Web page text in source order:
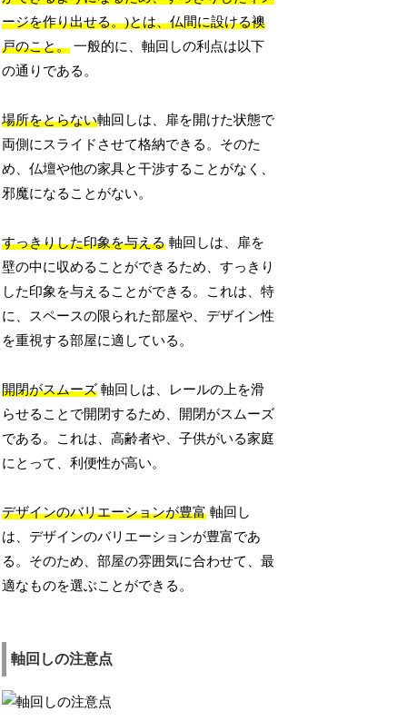
ージを作り出せる。)とは、仏間に設ける襖
戸のこと。 一般的に、軸回しの利点は以下
の通りである。
場所をとらない軸回しは、扉を開けた状態で
両側にスライドさせて格納できる。そのた
め、仏壇や他の家具と干渉することがなく、
邪魔になることがない。
すっきりした印象を与える 軸回しは、扉を
壁の中に収めることができるため、すっきり
した印象を与えることができる。これは、特
に、スペースの限られた部屋や、デザイン性
を重視する部屋に適している。
開閉がスムーズ 軸回しは、レールの上を滑
らせることで開閉するため、開閉がスムーズ
である。これは、高齢者や、子供がいる家庭
にとって、利便性が高い。
デザインのバリエーションが豊富 軸回し
は、デザインのバリエーションが豊富であ
る。そのため、部屋の雰囲気に合わせて、最
適なものを選ぶことができる。
軸回しの注意点